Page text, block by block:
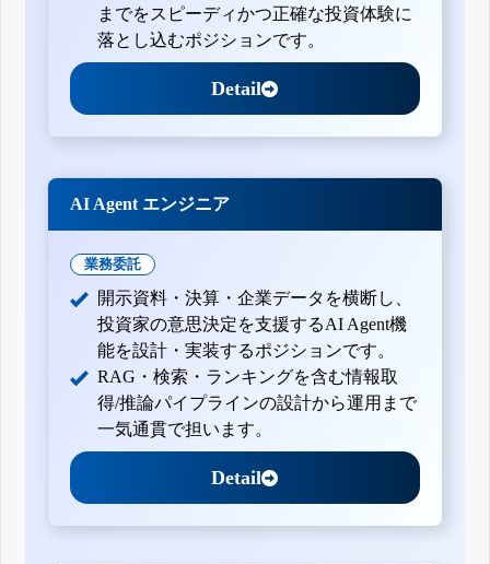
までをスピーディかつ正確な投資体験に
落とし込むポジションです。
Detail
AI Agent エンジニア
業務委託
開示資料・決算・企業データを横断し、
投資家の意思決定を支援するAI Agent機
能を設計・実装するポジションです。
RAG・検索・ランキングを含む情報取
得/推論パイプラインの設計から運用まで
一気通貫で担います。
Detail